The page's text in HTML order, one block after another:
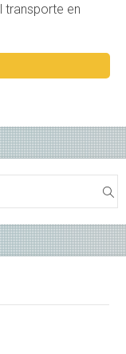
transporte en